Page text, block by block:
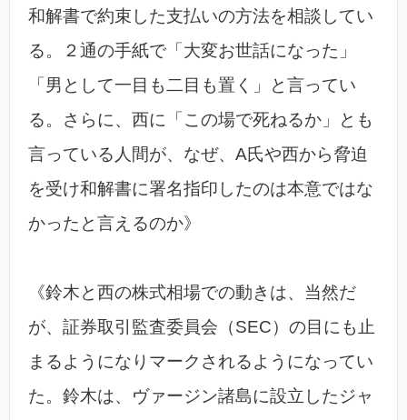
和解書で約束した支払いの方法を相談してい
る。２通の手紙で「大変お世話になった」
「男として一目も二目も置く」と言ってい
る。さらに、西に「この場で死ねるか」とも
言っている人間が、なぜ、A氏や西から脅迫
を受け和解書に署名指印したのは本意ではな
かったと言えるのか》
《鈴木と西の株式相場での動きは、当然だ
が、証券取引監査委員会（SEC）の目にも止
まるようになりマークされるようになってい
た。鈴木は、ヴァージン諸島に設立したジャ